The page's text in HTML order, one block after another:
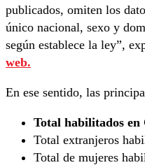
publicados, omiten los
único nacional, sexo y
según establece la ley”,
web.
En ese sentido, las
Total habilitados en
Total extranjeros
Total de mujeres